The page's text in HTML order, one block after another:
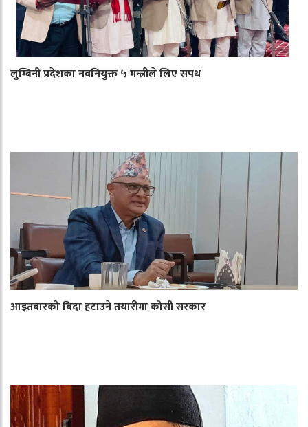
लुम्बिनी प्रदेशका नवनियुक्त ५ मन्त्रीले लिए सपथ
आइतबारको बिदा हटाउने तयारीमा कोसी सरकार